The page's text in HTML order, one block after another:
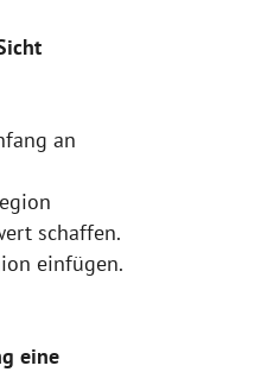
an
schaffen.
einfügen.
eine